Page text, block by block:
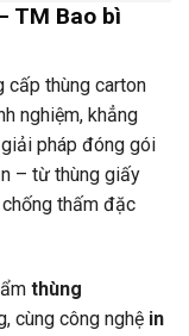
TM Bao bì
cấp thùng carton
nghiệm, khẳng
pháp đóng gói
– từ thùng giấy
thấm đặc
thùng
cùng công nghệ in